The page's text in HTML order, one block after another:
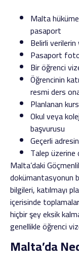
Malta
pasaport
Belirli verilerin
Pasaport
Bir öğrenci
Öğrencinin
resmi ders
Planlanan
Okul veya
başvurusu
Geçerli
Talep üzerine
Malta’daki
dokümantasyonun
bilgileri, katılmayı
içerisinde
hiçbir şey eksik
genellikle öğrenci
Malta’da